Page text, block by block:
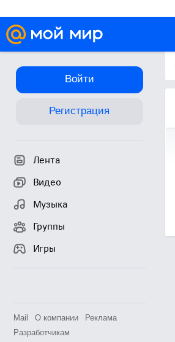
Войти
Регистрация
Лента
Видео
Музыка
Группы
Игры
Mail О компании
Реклама
Разработчикам